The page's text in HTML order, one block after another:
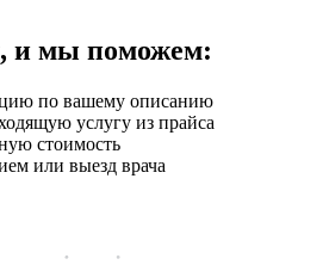
и мы поможем:
по вашему описанию
услугу из прайса
стоимость
или выезд врача